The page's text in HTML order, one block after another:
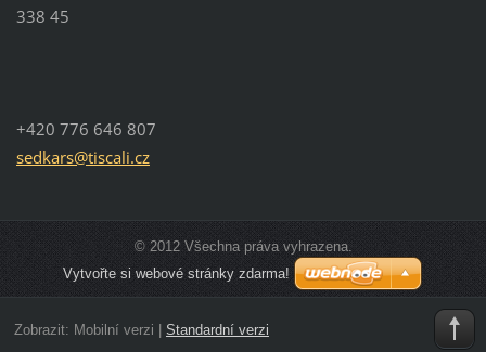
338 45
+420 776 646 807
sedkars@tiscali.cz
© 2012 Všechna práva vyhrazena.
Vytvořte si webové stránky zdarma!
Zobrazit: Mobilní verzi Standardní verzi